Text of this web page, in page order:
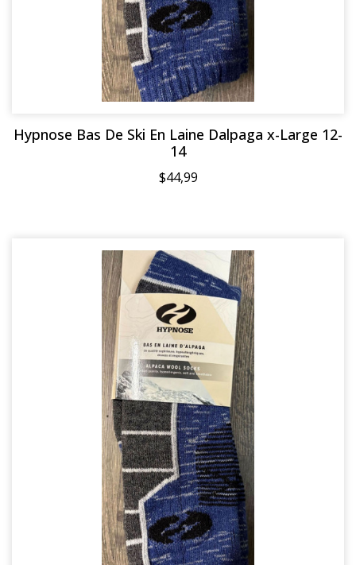
Hypnose Bas De Ski En Laine Dalpaga x-Large 12-
14
$44,99